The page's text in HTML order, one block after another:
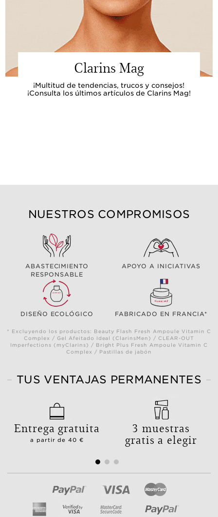
Clarins Mag
¡Multitud de tendencias, trucos y consejos!
¡Consulta los últimos artículos de Clarins Mag!
NUESTROS COMPROMISOS
ABASTECIMIENTO
RESPONSABLE
APOYO A INICIATIVAS
DISEÑO ECOLÓGICO FABRICADO EN FRANCIA*
* Excluyendo los productos: Beauty Flash Fresh Ampoule Vitamin C
Complex / Gel Afeitado Ideal (ClarinsMen) / CLEAR-OUT
Imperfections (myClarins) / Bright Plus Fresh Ampoule Vitamin C
Complex / Pastillas de jabón
TUS VENTAJAS PERMANENTES
Entrega gratuita
a partir de 40 €
3 muestras
gratis a elegir